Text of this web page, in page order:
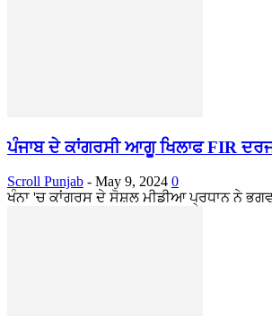
ਪੰਜਾਬ ਦੇ ਕਾਂਗਰਸੀ ਆਗੂ ਖਿਲਾਫ FIR
Scroll Punjab - May 9, 2024 0
ਖੰਨਾ 'ਚ ਕਾਂਗਰਸ ਦੇ ਸੋਸ਼ਲ ਮੀਡੀਆ ਪ੍ਰਧਾਨ ਨੇ